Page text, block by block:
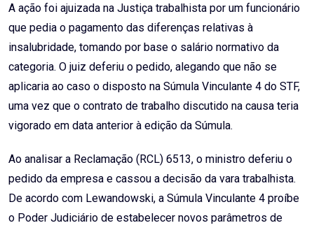
A ação foi ajuizada na Justiça trabalhista por um funcionário
que pedia o pagamento das diferenças relativas à
insalubridade, tomando por base o salário normativo da
categoria. O juiz deferiu o pedido, alegando que não se
aplicaria ao caso o disposto na Súmula Vinculante 4 do STF,
uma vez que o contrato de trabalho discutido na causa teria
vigorado em data anterior à edição da Súmula.
Ao analisar a Reclamação (RCL) 6513, o ministro deferiu o
pedido da empresa e cassou a decisão da vara trabalhista.
De acordo com Lewandowski, a Súmula Vinculante 4 proíbe
o Poder Judiciário de estabelecer novos parâmetros de